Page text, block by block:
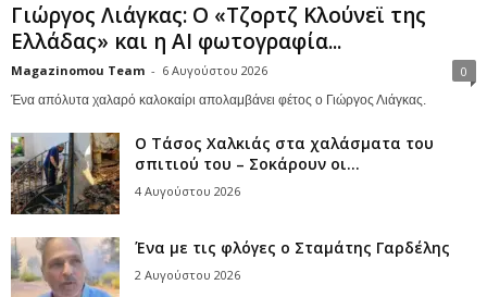
Γιώργος Λιάγκας: Ο «Τζορτζ Κλούνεϊ της
Ελλάδας» και η AI φωτογραφία...
Magazinomou Team - 6 Αυγούστου 2026 0
Ένα απόλυτα χαλαρό καλοκαίρι απολαμβάνει φέτος ο Γιώργος Λιάγκας.
Ο Τάσος Χαλκιάς στα χαλάσματα του
σπιτιού του – Σοκάρουν οι...
4 Αυγούστου 2026
Ένα με τις φλόγες ο Σταμάτης Γαρδέλης
2 Αυγούστου 2026